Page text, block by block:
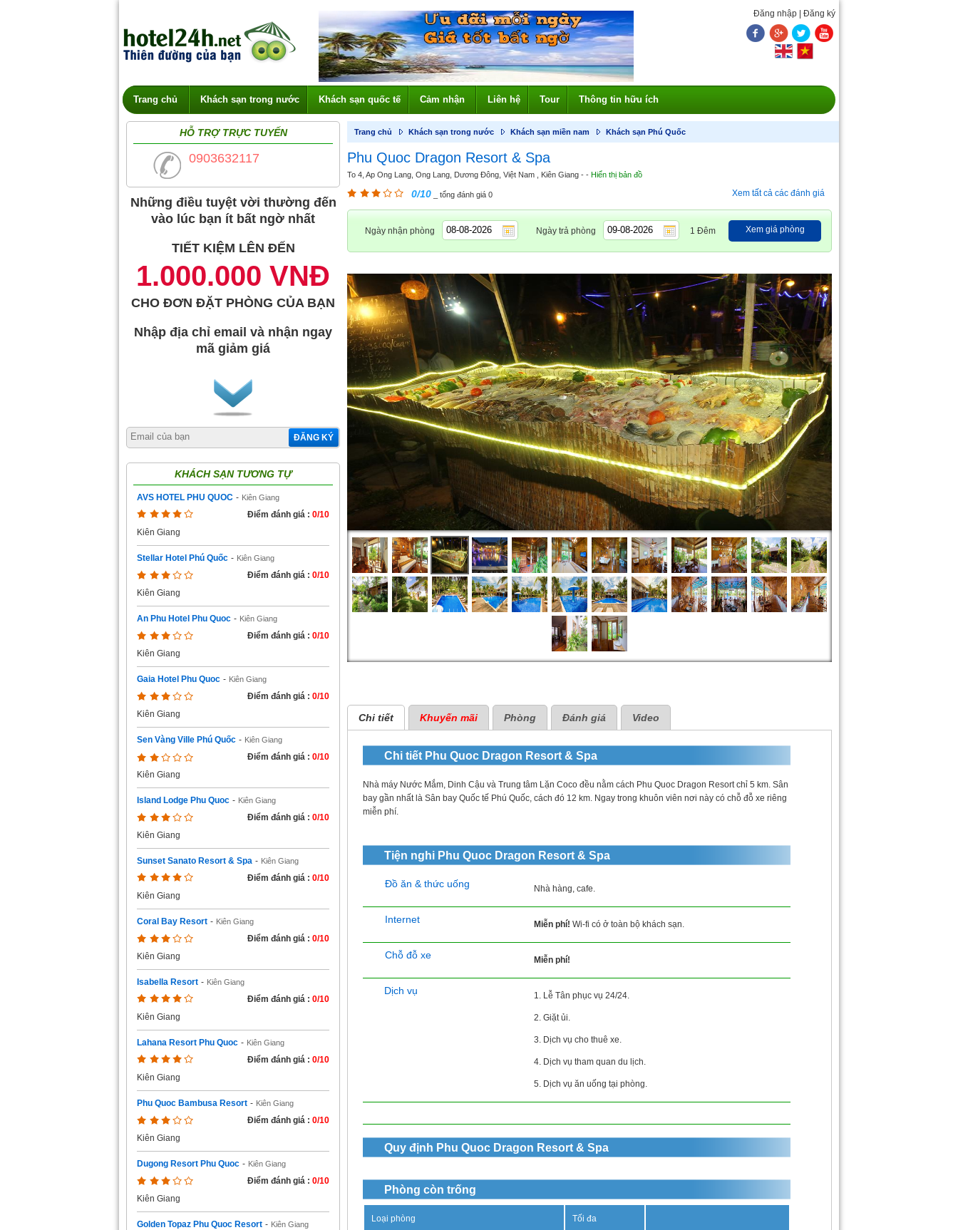
Đăng nhập Đăng ký
Trang chủ Khách sạn trong nước Khách sạn quốc tế Cảm nhận Liên hệ Tour Thông tin hữu ích
HỖ TRỢ TRỰC TUYẾN
0903632117
Những điều tuyệt vời thường đến
vào lúc bạn ít bất ngờ nhất
TIẾT KIỆM LÊN ĐẾN
1.000.000 VNĐ
CHO ĐƠN ĐẶT PHÒNG CỦA BẠN
Nhập địa chỉ email và nhận ngay
mã giảm giá
ĐĂNG KÝ
KHÁCH SẠN TƯƠNG TỰ
AVS HOTEL PHU QUOC - Kiên Giang
Điểm đánh giá : 0/10
Kiên Giang
Stellar Hotel Phú Quốc - Kiên Giang
Điểm đánh giá : 0/10
Kiên Giang
An Phu Hotel Phu Quoc - Kiên Giang
Điểm đánh giá : 0/10
Kiên Giang
Gaia Hotel Phu Quoc - Kiên Giang
Điểm đánh giá : 0/10
Kiên Giang
Sen Vàng Ville Phú Quốc - Kiên Giang
Điểm đánh giá : 0/10
Kiên Giang
Island Lodge Phu Quoc - Kiên Giang
Điểm đánh giá : 0/10
Kiên Giang
Sunset Sanato Resort & Spa - Kiên Giang
Điểm đánh giá : 0/10
Kiên Giang
Coral Bay Resort - Kiên Giang
Điểm đánh giá : 0/10
Kiên Giang
Isabella Resort - Kiên Giang
Điểm đánh giá : 0/10
Kiên Giang
Lahana Resort Phu Quoc - Kiên Giang
Điểm đánh giá : 0/10
Kiên Giang
Phu Quoc Bambusa Resort - Kiên Giang
Điểm đánh giá : 0/10
Kiên Giang
Dugong Resort Phu Quoc - Kiên Giang
Điểm đánh giá : 0/10
Kiên Giang
Golden Topaz Phu Quoc Resort - Kiên Giang
Trang chủ Khách sạn trong nước Khách sạn miền nam Khách sạn Phú Quốc
Phu Quoc Dragon Resort & Spa
To 4, Ap Ong Lang, Ong Lang, Dương Đông, Việt Nam , Kiên Giang - - Hiển thị bản đồ
0/10 _ tổng đánh giá 0 Xem tất cả các đánh giá
Ngày nhận phòng Ngày trả phòng 1 Đêm Xem giá phòng
Chi tiết Khuyến mãi Phòng Đánh giá Video
Chi tiết Phu Quoc Dragon Resort & Spa
Nhà máy Nước Mắm, Dinh Cậu và Trung tâm Lặn Coco đều nằm cách Phu Quoc Dragon Resort chỉ 5 km. Sân
bay gần nhất là Sân bay Quốc tế Phú Quốc, cách đó 12 km. Ngay trong khuôn viên nơi này có chỗ đỗ xe riêng
miễn phí.
Tiện nghi Phu Quoc Dragon Resort & Spa
Đồ ăn & thức uống Nhà hàng, cafe.
Internet Miễn phí! Wi-fi có ở toàn bộ khách sạn.
Chỗ đỗ xe Miễn phí!
Dịch vụ 1. Lễ Tân phục vụ 24/24.
2. Giặt ủi.
3. Dịch vụ cho thuê xe.
4. Dịch vụ tham quan du lịch.
5. Dịch vụ ăn uống tại phòng.
Quy định Phu Quoc Dragon Resort & Spa
Phòng còn trống
Loại phòng Tối đa